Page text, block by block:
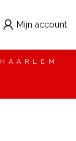
Mijn account
HAARLEM